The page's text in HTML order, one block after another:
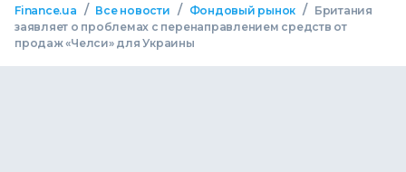
Finance.ua / Все новости / Фондовый рынок /
Британия
заявляет о проблемах с перенаправлением средств от
продаж «Челси» для Украины